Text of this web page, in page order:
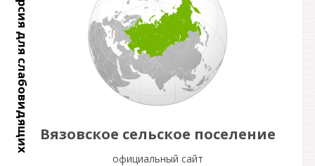
Версия для слабовидящих Вязовское сельское поселение
официальный сайт